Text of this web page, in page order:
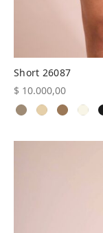
Short 26087
$ 10.000,00